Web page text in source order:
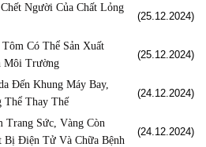
Người Của Chất Lỏng
(25.12.2024)
Có Thể Sản Xuất
Môi Trường
(25.12.2024)
Đến Khung Máy Bay,
Thể Thay Thế
(24.12.2024)
Sức, Vàng Còn
Điện Tử Và Chữa Bệnh
(24.12.2024)